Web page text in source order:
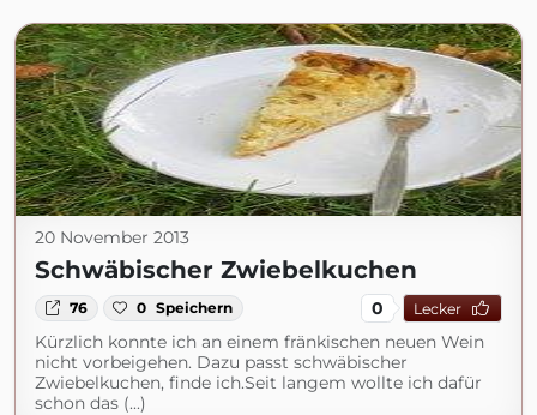
20 November 2013
Schwäbischer Zwiebelkuchen
76 0 Speichern 0 Lecker
Kürzlich konnte ich an einem fränkischen neuen Wein
nicht vorbeigehen. Dazu passt schwäbischer
Zwiebelkuchen, finde ich.Seit langem wollte ich dafür
schon das (...)